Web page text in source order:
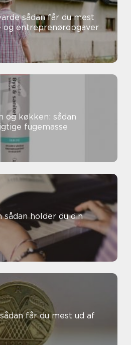
du mest
og entreprenøropgaver
og køkken: sådan
fugemasse
får du mest ud af